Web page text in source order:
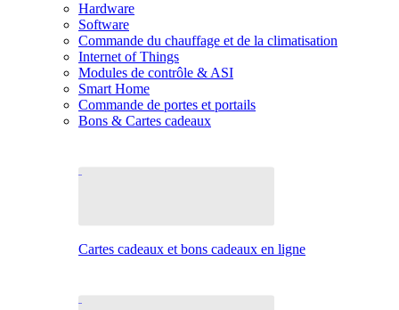
Hardware
Software
Commande du chauffage et de la climatisation
Internet of Things
Modules de contrôle & ASI
Smart Home
Commande de portes et portails
Bons & Cartes cadeaux
Cartes cadeaux et bons cadeaux en ligne